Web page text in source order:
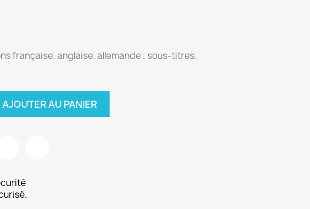
française, anglaise, allemande ; sous-titres.
AJOUTER AU PANIER